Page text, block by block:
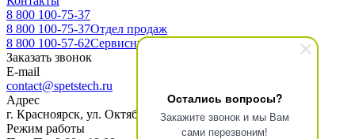
Остались вопросы?
Закажите звонок и мы Вам
сами перезвоним!
8 800 100-75-37
8 800 100-75-37Отдел продаж
8 800 100-57-62Сервисный центр
Заказать звонок
E-mail
contact@spetstech.ru
Адрес
г. Красноярск, ул. Октябрьская 16, офис 3-10
Режим работы